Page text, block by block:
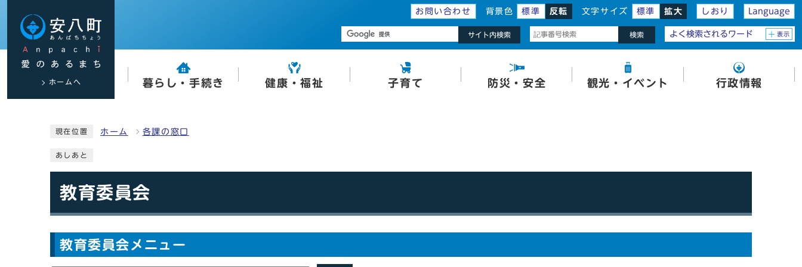
お問い合わせ 背景色 標準 反転 文字サイズ 標準 拡大 しおり Language
ホームへ
サイト内検索 検索 よく検索されるワード 表示
暮らし・手続き 健康・福祉 子育て 防災・安全 観光・イベント 行政情報
現在位置 ホーム 各課の窓口
あしあと
教育委員会
教育委員会メニュー